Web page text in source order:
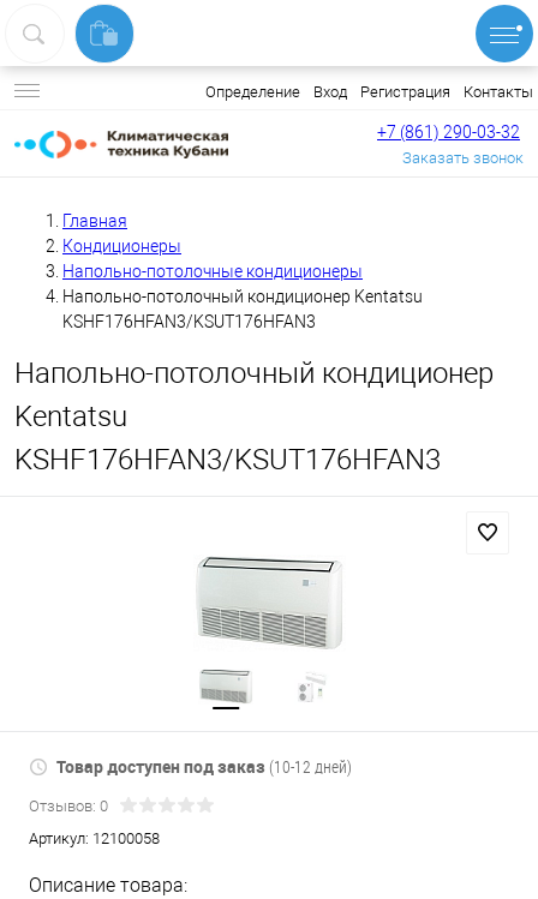
Определение Вход Регистрация Контакты
+7 (861) 290-03-32
Заказать звонок
Главная
Кондиционеры
Напольно-потолочные кондиционеры
Напольно-потолочный кондиционер Kentatsu
KSHF176HFAN3/KSUT176HFAN3
Напольно-потолочный кондиционер
Kentatsu
KSHF176HFAN3/KSUT176HFAN3
Товар доступен под заказ (10-12 дней)
Отзывов: 0
Артикул: 12100058
Описание товара: